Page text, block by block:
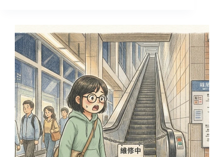
｜
二
十
四
節
氣・
立
夏，
雨
落
之
後，